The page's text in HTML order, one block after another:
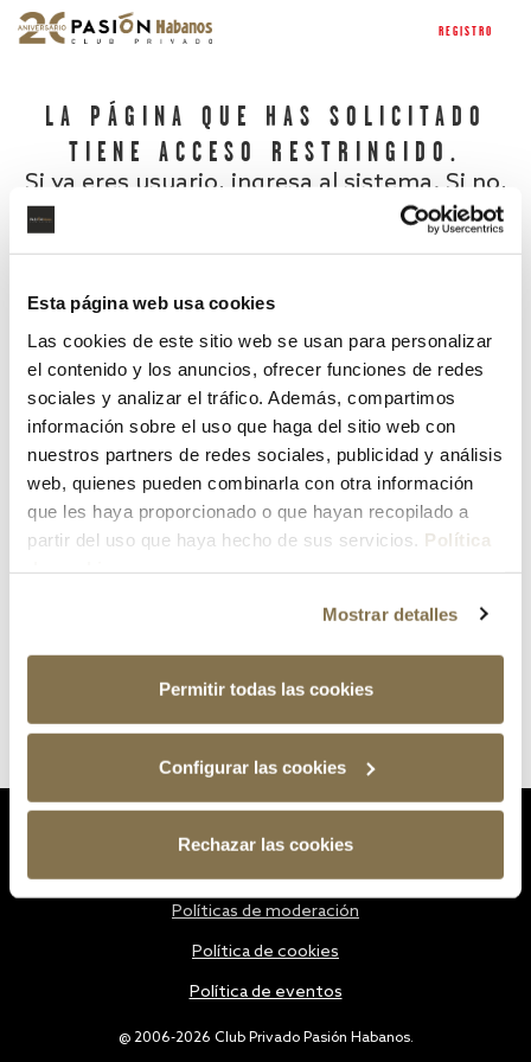
Esta página web usa cookies
Las cookies de este sitio web se usan para personalizar
el contenido y los anuncios, ofrecer funciones de redes
sociales y analizar el tráfico. Además, compartimos
información sobre el uso que haga del sitio web con
nuestros partners de redes sociales, publicidad y análisis
web, quienes pueden combinarla con otra información
que les haya proporcionado o que hayan recopilado a
partir del uso que haya hecho de sus servicios. Política
Mostrar detalles
Permitir todas las cookies
Configurar las cookies
Rechazar las cookies
REGISTRO
LA PÁGINA QUE HAS SOLICITADO
TIENE ACCESO RESTRINGIDO.
Si ya eres usuario, ingresa al sistema. Si no,
¿Has olvidado tu contraseña?
@ 2006-2026 Club Privado Pasión Habanos.
Políticas de moderación
Política de cookies
Política de eventos